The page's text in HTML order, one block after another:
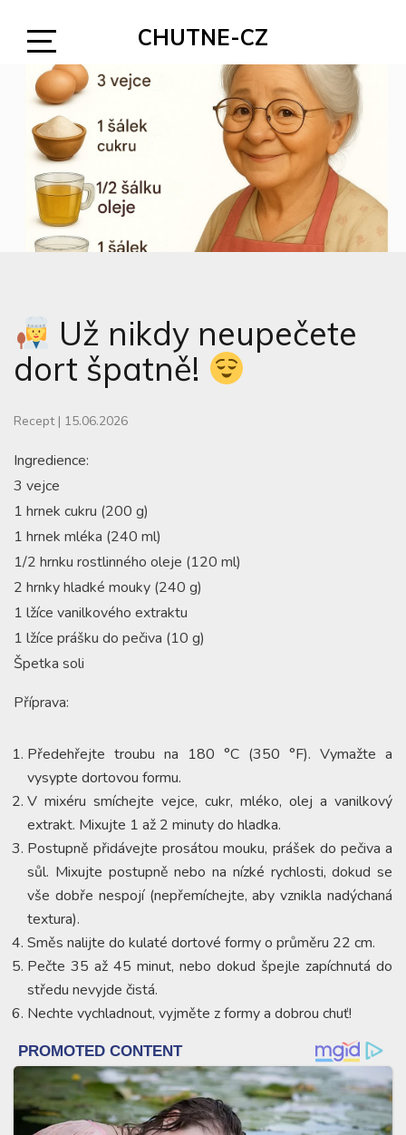
contentOpen
Sidebar
CHUTNE-CZ
Už nikdy neupečete
dort špatně!
Recept | 15.06.2026
Ingredience:
3 vejce
1 hrnek cukru (200 g)
1 hrnek mléka (240 ml)
1/2 hrnku rostlinného oleje (120 ml)
2 hrnky hladké mouky (240 g)
1 lžíce vanilkového extraktu
1 lžíce prášku do pečiva (10 g)
Špetka soli
Příprava:
Předehřejte troubu na 180 °C (350 °F). Vymažte a
vysypte dortovou formu.
V mixéru smíchejte vejce, cukr, mléko, olej a vanilkový
extrakt. Mixujte 1 až 2 minuty do hladka.
Postupně přidávejte prosátou mouku, prášek do pečiva a
sůl. Mixujte postupně nebo na nízké rychlosti, dokud se
vše dobře nespojí (nepřemíchejte, aby vznikla nadýchaná
textura).
Směs nalijte do kulaté dortové formy o průměru 22 cm.
Pečte 35 až 45 minut, nebo dokud špejle zapíchnutá do
středu nevyjde čistá.
Nechte vychladnout, vyjměte z formy a dobrou chuť!